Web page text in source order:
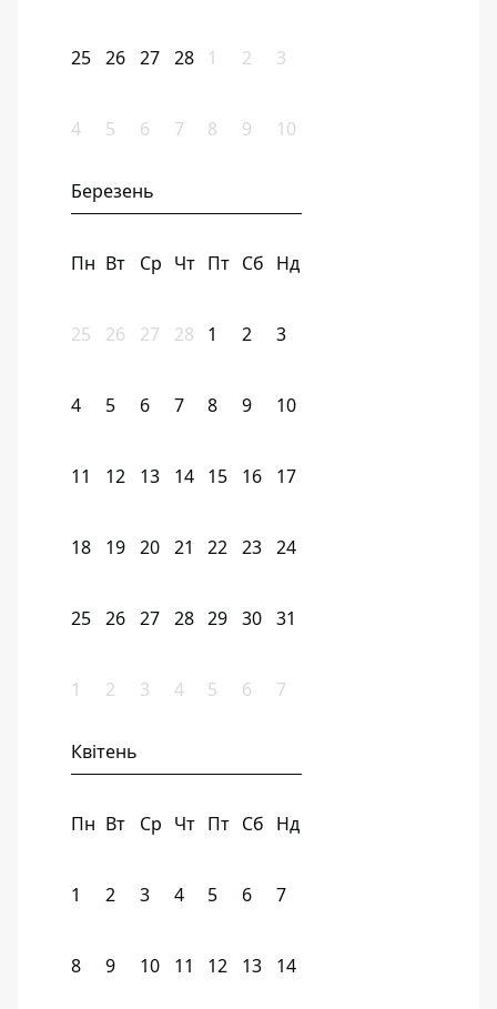
25 26 27 28 1 2 3
4 5 6 7 8 9 10
Березень
Пн Вт Ср Чт Пт Сб Нд
25 26 27 28 1 2 3
4 5 6 7 8 9 10
11 12 13 14 15 16 17
18 19 20 21 22 23 24
25 26 27 28 29 30 31
1 2 3 4 5 6 7
Квітень
Пн Вт Ср Чт Пт Сб Нд
1 2 3 4 5 6 7
8 9 10 11 12 13 14